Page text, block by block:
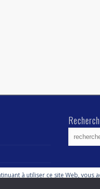
à utiliser ce site Web, vous